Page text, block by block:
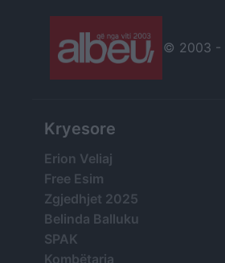
© 2003 -
Kryesore
Erion Veliaj
Free Esim
Zgjedhjet 2025
Belinda Balluku
SPAK
Kombëtarja